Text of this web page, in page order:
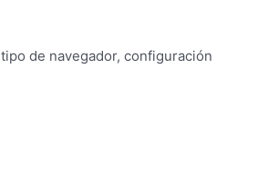
de navegador, configuración